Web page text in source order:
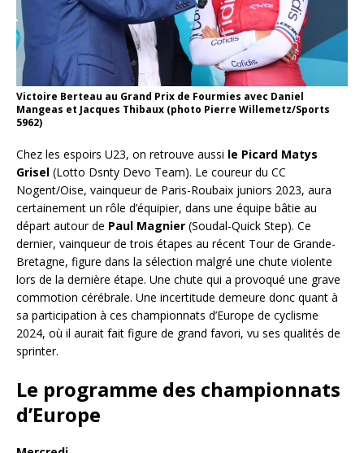
Victoire Berteau au Grand Prix de Fourmies avec Daniel
Mangeas et Jacques Thibaux (photo Pierre Willemetz/Sports
5962)
Chez les espoirs U23, on retrouve aussi le Picard Matys
Grisel (Lotto Dsnty Devo Team). Le coureur du CC
Nogent/Oise, vainqueur de Paris-Roubaix juniors 2023, aura
certainement un rôle d’équipier, dans une équipe bâtie au
départ autour de Paul Magnier (Soudal-Quick Step). Ce
dernier, vainqueur de trois étapes au récent Tour de Grande-
Bretagne, figure dans la sélection malgré une chute violente
lors de la dernière étape. Une chute qui a provoqué une grave
commotion cérébrale. Une incertitude demeure donc quant à
sa participation à ces championnats d’Europe de cyclisme
2024, où il aurait fait figure de grand favori, vu ses qualités de
sprinter.
Le programme des championnats
d’Europe